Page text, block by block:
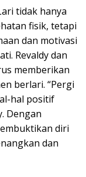
tidak hanya
fisik, tetapi
dan motivasi
Revaldy dan
memberikan
berlari. “Pergi
hal positif
Dengan
diri
dan